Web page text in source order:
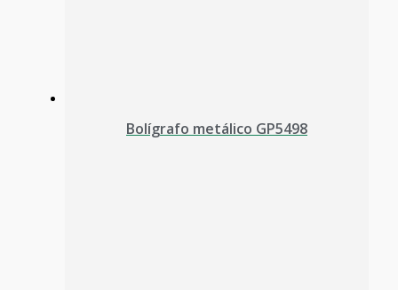
Bolígrafo metálico GP5498